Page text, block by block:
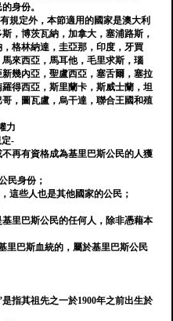
身份。
規定外，本節適用的國家是澳大利
，博茨瓦納，加拿大，塞浦路斯，
格林納達，圭亞那，印度，牙買
來西亞，馬耳他，毛里求斯，瑙
幾內亞，聖盧西亞，塞舌爾，塞拉
得西亞，斯里蘭卡，斯威士蘭，坦
，圖瓦盧，烏干達，聯合王國和殖
力
-
再有資格成為基里巴斯公民的人獲
民身份；
這些人也是其他國家的公民；
里巴斯公民的任何人，除非憑藉本
里巴斯血統的，屬於基里巴斯公民
指其祖先之一於1900年之前出生於